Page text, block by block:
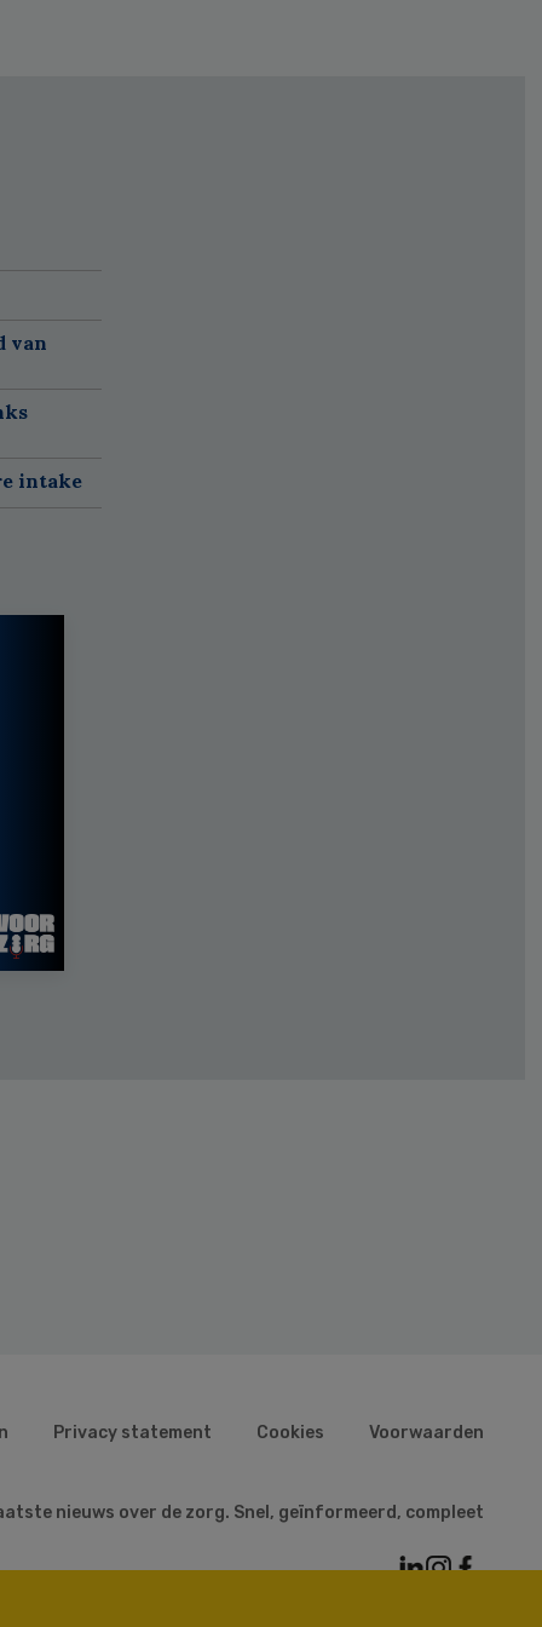
van
intake
Privacy statement Cookies Voorwaarden
nieuws over de zorg. Snel, geïnformeerd, compleet